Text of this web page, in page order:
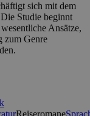
sich mit dem
Studie beginnt
Ansätze,
zum Genre